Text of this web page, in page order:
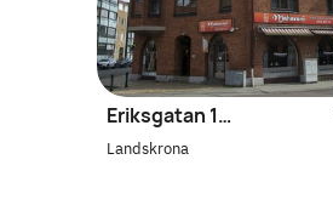
Eriksgatan 168B
Landskrona